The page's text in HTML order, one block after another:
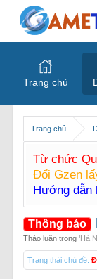
Trang chủ
Từ chức
Đổi Gzen
Hướng dẫn
Thông báo
Thảo luận trong 'Hà
Trạng thái chủ đề:
Trang chủ